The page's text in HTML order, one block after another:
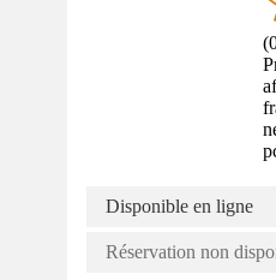
(
Disponible en ligne
Réservation non